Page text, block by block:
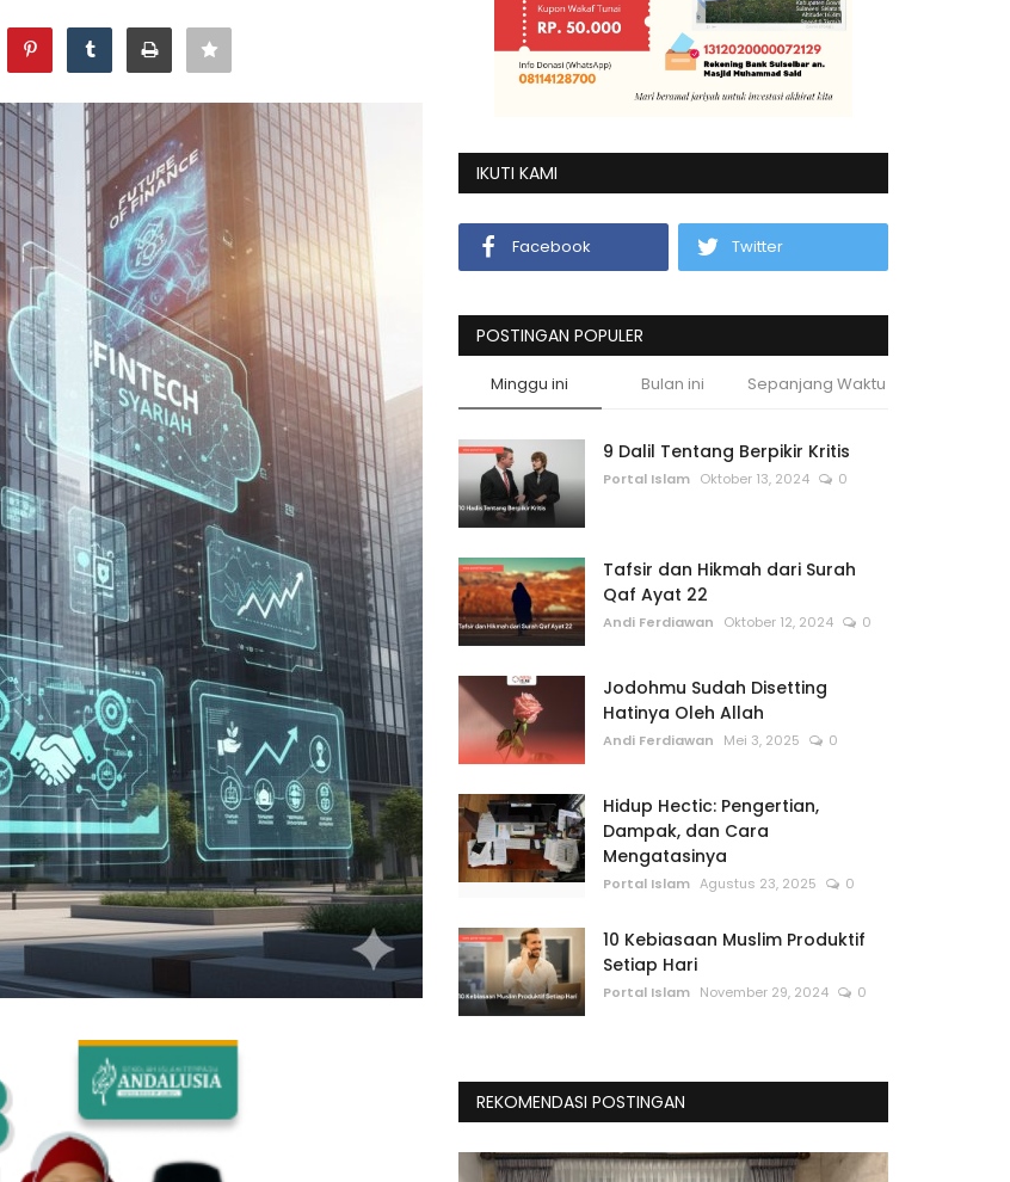
IKUTI KAMI
Facebook Twitter
POSTINGAN POPULER
Minggu ini Bulan ini Sepanjang Waktu
9 Dalil Tentang Berpikir Kritis
Portal Islam Oktober 13, 2024 0
Tafsir dan Hikmah dari Surah
Qaf Ayat 22
Andi Ferdiawan Oktober 12, 2024 0
Jodohmu Sudah Disetting
Hatinya Oleh Allah
Andi Ferdiawan Mei 3, 2025 0
Hidup Hectic: Pengertian,
Dampak, dan Cara
Mengatasinya
Portal Islam Agustus 23, 2025 0
10 Kebiasaan Muslim Produktif
Setiap Hari
Portal Islam November 29, 2024 0
REKOMENDASI POSTINGAN